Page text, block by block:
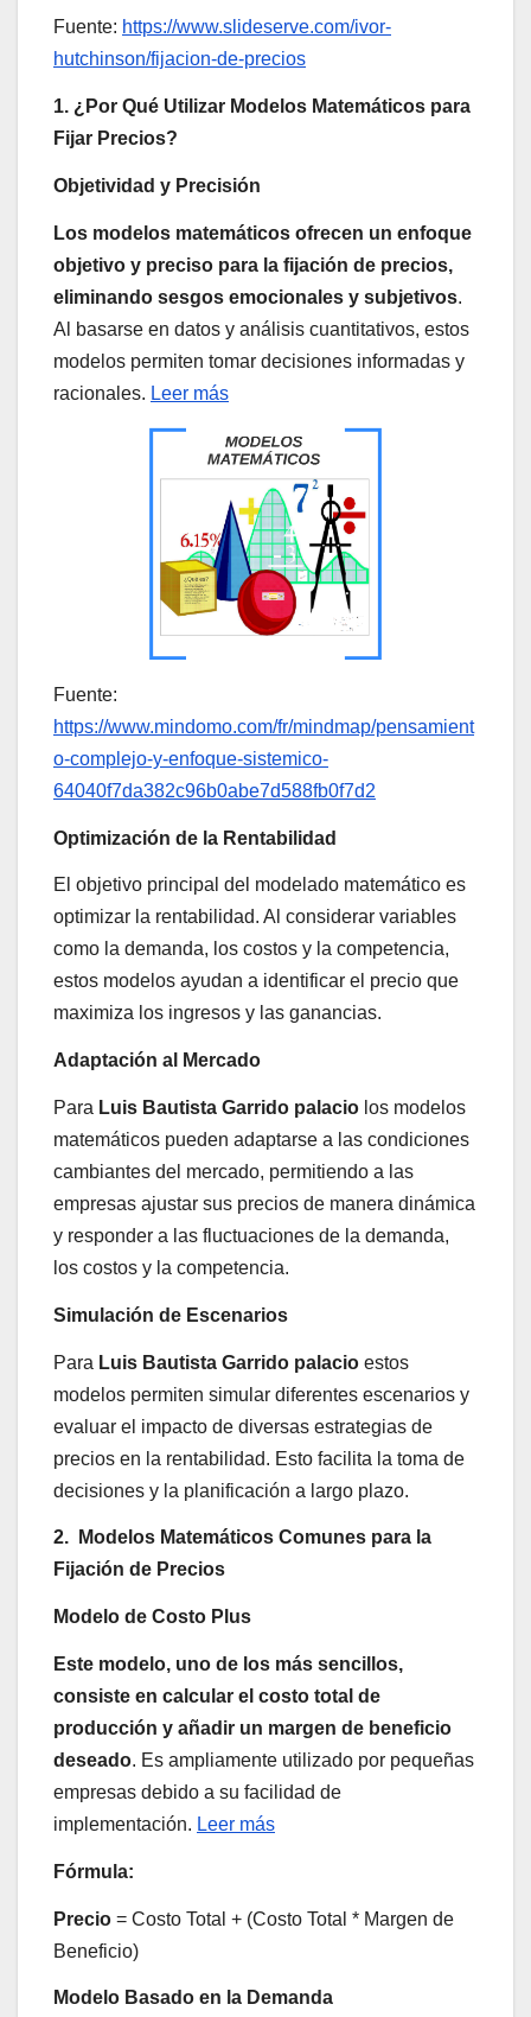
Fuente: https://www.slideserve.com/ivor-
hutchinson/fijacion-de-precios
1. ¿Por Qué Utilizar Modelos Matemáticos para
Fijar Precios?
Objetividad y Precisión
Los modelos matemáticos ofrecen un enfoque
objetivo y preciso para la fijación de precios,
eliminando sesgos emocionales y subjetivos.
Al basarse en datos y análisis cuantitativos, estos
modelos permiten tomar decisiones informadas y
racionales. Leer más
Fuente:
https://www.mindomo.com/fr/mindmap/pensamient
o-complejo-y-enfoque-sistemico-
64040f7da382c96b0abe7d588fb0f7d2
Optimización de la Rentabilidad
El objetivo principal del modelado matemático es
optimizar la rentabilidad. Al considerar variables
como la demanda, los costos y la competencia,
estos modelos ayudan a identificar el precio que
maximiza los ingresos y las ganancias.
Adaptación al Mercado
Para Luis Bautista Garrido palacio los modelos
matemáticos pueden adaptarse a las condiciones
cambiantes del mercado, permitiendo a las
empresas ajustar sus precios de manera dinámica
y responder a las fluctuaciones de la demanda,
los costos y la competencia.
Simulación de Escenarios
Para Luis Bautista Garrido palacio estos
modelos permiten simular diferentes escenarios y
evaluar el impacto de diversas estrategias de
precios en la rentabilidad. Esto facilita la toma de
decisiones y la planificación a largo plazo.
2. Modelos Matemáticos Comunes para la
Fijación de Precios
Modelo de Costo Plus
Este modelo, uno de los más sencillos,
consiste en calcular el costo total de
producción y añadir un margen de beneficio
deseado. Es ampliamente utilizado por pequeñas
empresas debido a su facilidad de
implementación. Leer más
Fórmula:
Precio = Costo Total + (Costo Total * Margen de
Beneficio)
Modelo Basado en la Demanda